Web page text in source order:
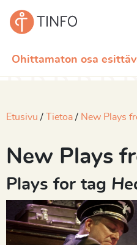
Ohittamaton osa
Etusivu Tietoa New Plays
New Plays
Plays for tag